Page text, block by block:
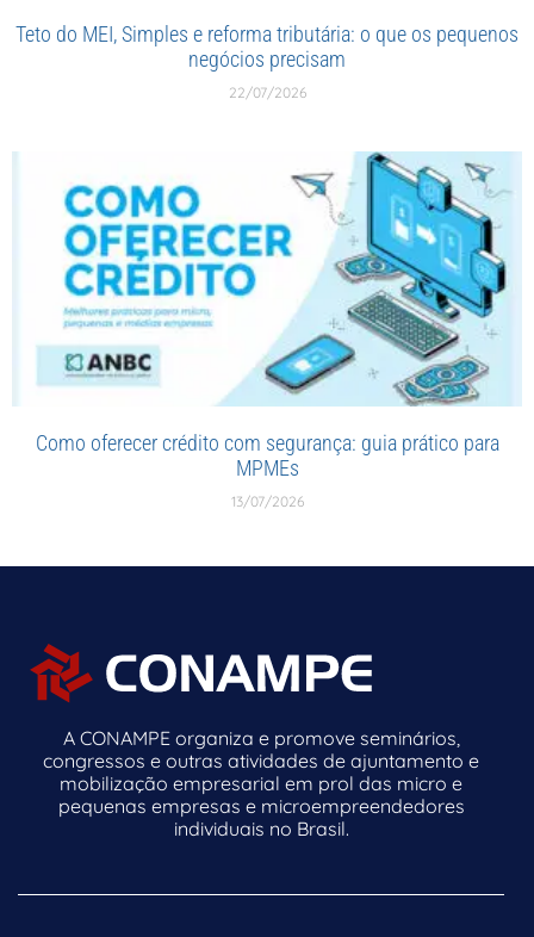
Teto do MEI, Simples e reforma tributária: o que os pequenos
negócios precisam
22/07/2026
Como oferecer crédito com segurança: guia prático para
MPMEs
13/07/2026
A CONAMPE organiza e promove seminários,
congressos e outras atividades de ajuntamento e
mobilização empresarial em prol das micro e
pequenas empresas e microempreendedores
individuais no Brasil.